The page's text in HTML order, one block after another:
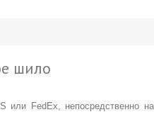
шило
FedEx, непосредственно